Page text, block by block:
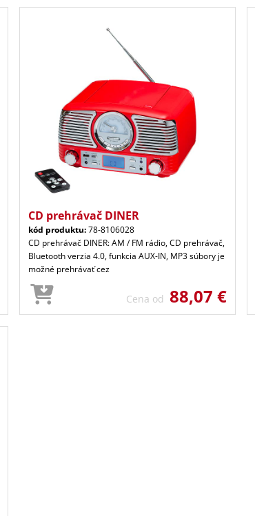
CD prehrávač DINER
kód produktu:78-8106028
CD prehrávač DINER: AM / FM rádio, CD prehrávač,
Bluetooth verzia 4.0, funkcia AUX-IN, MP3 súbory je
možné prehrávať cez
Cena od 88,07 €